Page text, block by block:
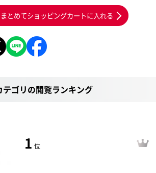
まとめてショッピングカートに入れる
テゴリの閲覧ランキング
1 位